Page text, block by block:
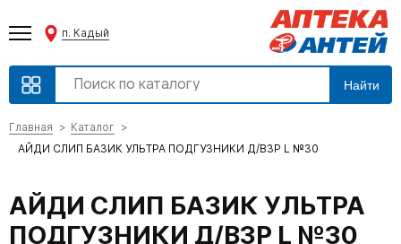
п. Кадый
Найти
Главная
Каталог
АЙДИ СЛИП БАЗИК УЛЬТРА ПОДГУЗНИКИ Д/ВЗР L №30
АЙДИ СЛИП БАЗИК УЛЬТРА
ПОДГУЗНИКИ Д/ВЗР L №30